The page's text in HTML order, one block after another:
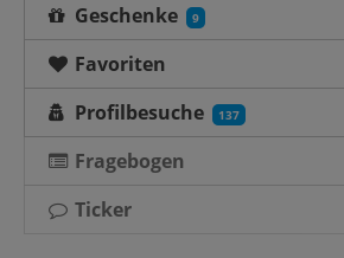
Geschenke 9
Favoriten
Profilbesuche
137
Fragebogen
Ticker